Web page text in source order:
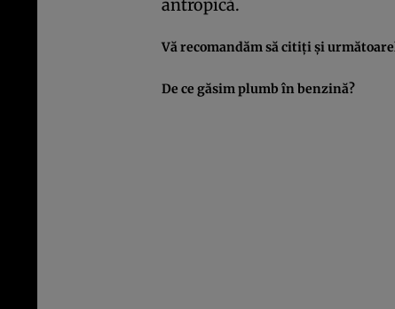
antropică.
Vă recomandăm să citiţi şi
De ce găsim plumb în benzină?